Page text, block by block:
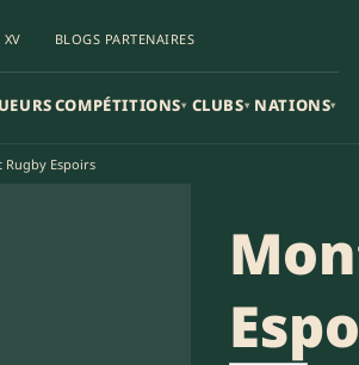
XV BLOGS PARTENAIRES
COMPÉTITIONS▾ CLUBS▾ NATIONS▾
Espoirs